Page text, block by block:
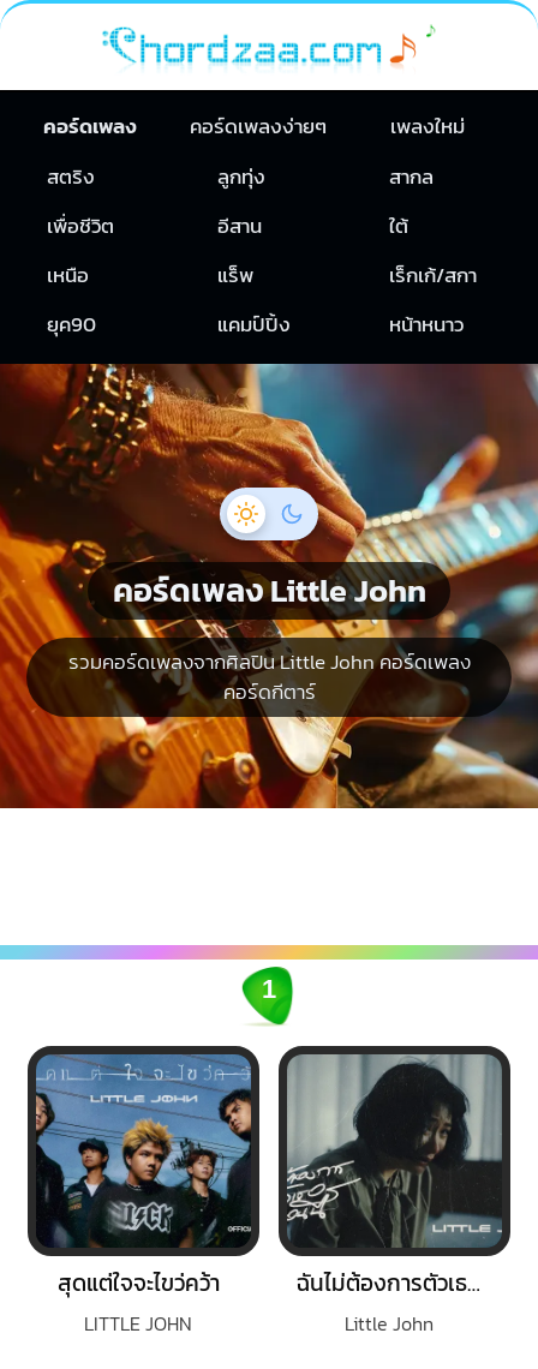
คอร์ดเพลง คอร์ดเพลงง่ายๆ
เพลงใหม่
สตริง
ลูกทุ่ง
สากล
เพื่อชีวิต
อีสาน
ใต้
เหนือ
แร็พ
เร็กเก้/สกา
ยุค90
แคมป์ปิ้ง หน้าหนาว
คอร์ดเพลง Little John
รวมคอร์ดเพลงจากศิลปิน Little John คอร์ดเพลง
คอร์ดกีตาร์
1
สุดแต่ใจจะไขว่คว้า
LITTLE JOHN
ฉันไม่ต้องการตัวเธอในตอนนี้
Little John